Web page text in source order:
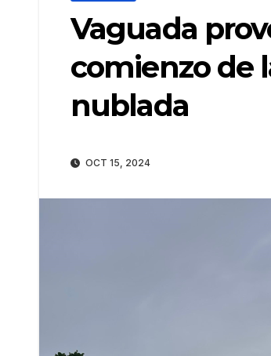
Vaguada
comienzo de
nublada
OCT 15, 2024